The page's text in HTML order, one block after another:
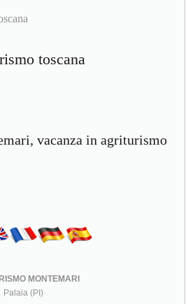
toscana
vacanza in agriturismo
MONTEMARI
Palaia (PI)